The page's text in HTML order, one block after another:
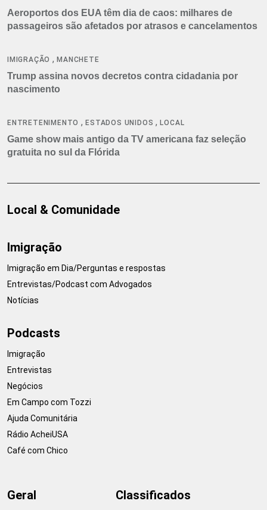
Aeroportos dos EUA têm dia de caos: milhares de
passageiros são afetados por atrasos e cancelamentos
IMIGRAÇÃO ,MANCHETE
Trump assina novos decretos contra cidadania por
nascimento
ENTRETENIMENTO ,ESTADOS UNIDOS ,LOCAL
Game show mais antigo da TV americana faz seleção
gratuita no sul da Flórida
Local & Comunidade
Imigração
Imigração em Dia/Perguntas e respostas
Entrevistas/Podcast com Advogados
Notícias
Podcasts
Imigração
Entrevistas
Negócios
Em Campo com Tozzi
Ajuda Comunitária
Rádio AcheiUSA
Café com Chico
Geral Classificados